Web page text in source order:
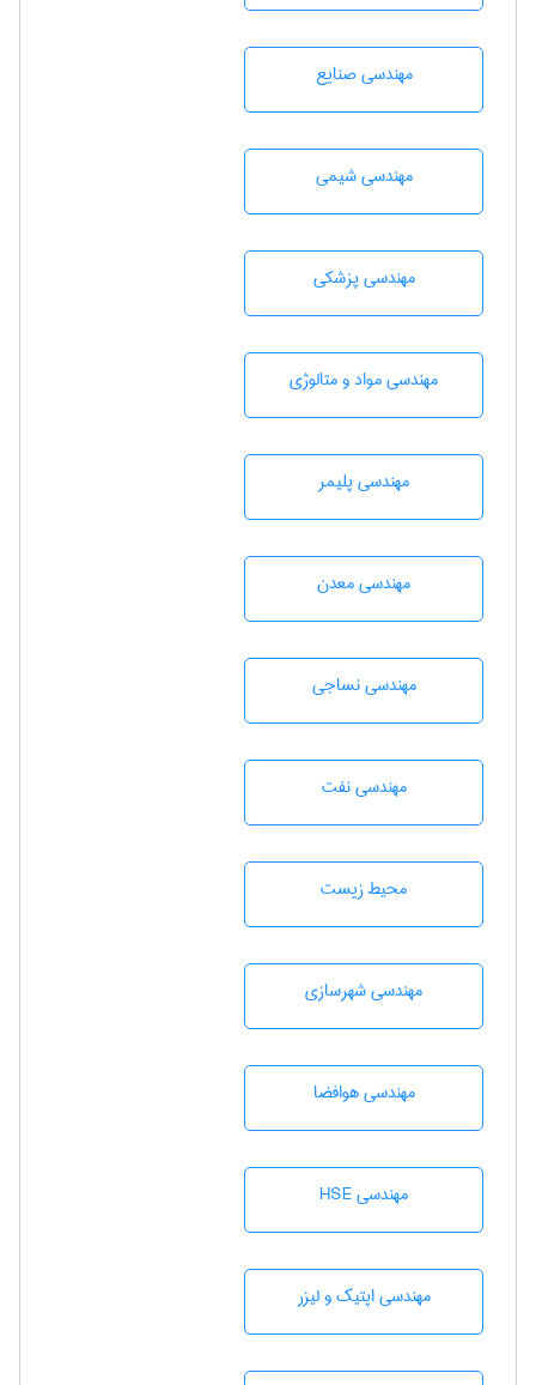
مهندسی صنايع
مهندسي شيمی
مهندسی پزشکی
مهندسی مواد و متالوژی
مهندسی پليمر
مهندسی معدن
مهندسي نساجی
مهندسی نفت
محيط زيست
مهندسی شهرسازی
مهندسی هوافضا
مهندسی HSE
مهندسی اپتیک و لیزر